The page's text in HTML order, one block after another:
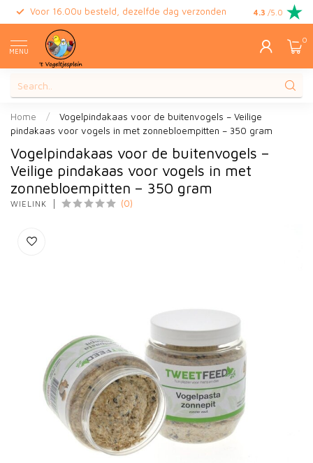
Voor 16.00u besteld, dezelfde dag verzonden Gratis
4.3 /5.0
MENU
0
Home /
Vogelpindakaas voor de buitenvogels – Veilige
pindakaas voor vogels in met zonnebloempitten – 350 gram
Vogelpindakaas voor de buitenvogels –
Veilige pindakaas voor vogels in met
zonnebloempitten – 350 gram
WIELINK (0)